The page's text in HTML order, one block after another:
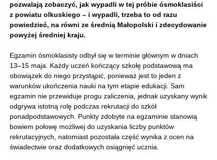
pozwalają zobaczyć, jak wypadli w tej próbie ósmoklasiści
z powiatu olkuskiego – i wypadli, trzeba to od razu
powiedzieć, na równi ze średnią Małopolski i zdecydowanie
powyżej średniej kraju.
Egzamin ósmoklasisty odbył się w terminie głównym w dniach
13–15 maja. Każdy uczeń kończący szkołę podstawową ma
obowiązek do niego przystąpić, ponieważ jest to jeden z
warunków ukończenia nauki na tym etapie edukacji. Sam
egzamin nie przewiduje progu zaliczenia, jednak uzyskany wynik
odgrywa istotną rolę podczas rekrutacji do szkół
ponadpodstawowych. Punkty zdobyte na egzaminie stanowią
bowiem połowę możliwej do uzyskania liczby punktów
rekrutacyjnych, natomiast pozostała część wynika z ocen na
świadectwie oraz dodatkowych osiągnięć ucznia.